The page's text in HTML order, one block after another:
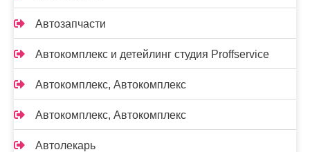
Автозапчасти
Автокомплекс и детейлинг студия Proffservice
Автокомплекс, Автокомплекс
Автокомплекс, Автокомплекс
Автолекарь